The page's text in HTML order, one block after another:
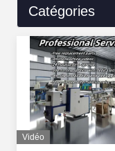
Catégories
Vidéo